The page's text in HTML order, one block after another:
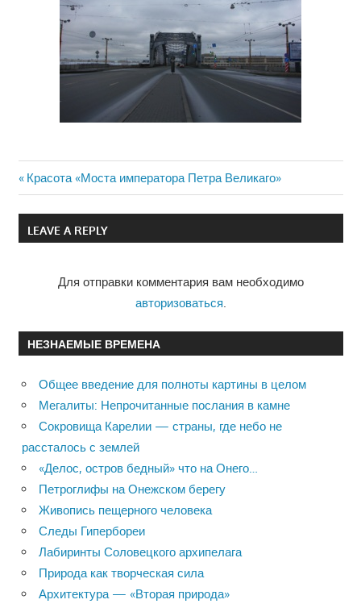
Навигация
по
Previous
Post:
Красота «Моста императора Петра Великаго»
LEAVE A REPLY
Для отправки комментария вам необходимо
авторизоваться
НЕЗНАЕМЫЕ ВРЕМЕНА
Общее введение для полноты картины в целом
Мегалиты: Непрочитанные послания в камне
Сокровища Карелии — страны, где небо не
рассталось с землей
«Делос, остров бедный» что на Онего…
Петроглифы на Онежском берегу
Живопись пещерного человека
Следы Гипербореи
Лабиринты Соловецкого архипелага
Природа как творческая сила
Архитектура — «Вторая природа»